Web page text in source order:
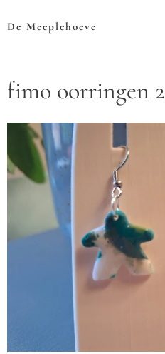
De Meeplehoeve
fimo oorringen 2